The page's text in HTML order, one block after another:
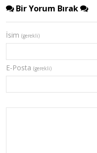
Bir Yorum Bırak
İsim (gerekli)
E-Posta (gerekli)